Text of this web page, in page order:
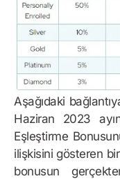
Aşağıdaki
Haziran 2023
Eşleştirme
ilişkisini gösteren
bonusun